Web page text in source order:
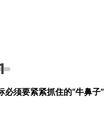
必须要紧紧抓住的“牛鼻子”